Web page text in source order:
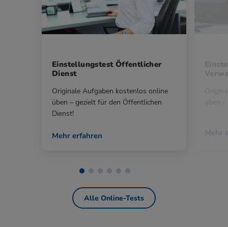
Einstellungstest Öffentlicher
Dienst
Originale Aufgaben kostenlos online
üben – gezielt für den Öffentlichen
Dienst!
Mehr erfahren Mehr
Alle Online-Tests